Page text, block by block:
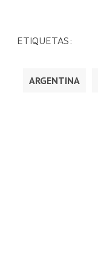
ETIQUETAS:
ARGENTINA